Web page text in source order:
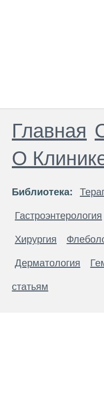
Главная
О
Библиотека:
Гастроэнтерология
Хирургия
Дерматология
статьям